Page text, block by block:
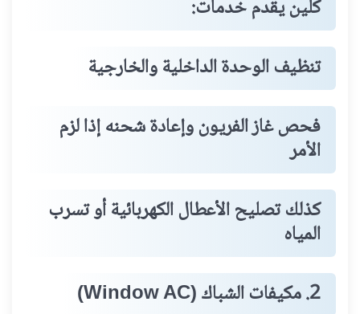
كلين يقدم خدمات:
تنظيف الوحدة الداخلية والخارجية
فحص غاز الفريون وإعادة شحنه إذا لزم
الأمر
كذلك تصليح الأعطال الكهربائية أو تسرب
المياه
2. مكيفات الشباك (Window AC)